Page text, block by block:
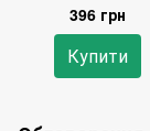
396 грн
Купити